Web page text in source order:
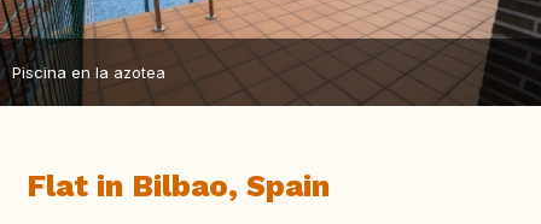
Piscina en la azotea
Flat in Bilbao, Spain